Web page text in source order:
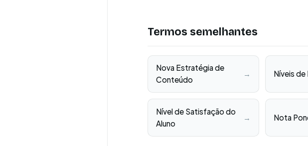
Termos semelhantes
Nova Estratégia de
Conteúdo
→ Níveis de
Nível de Satisfação do
Aluno
→ Nota